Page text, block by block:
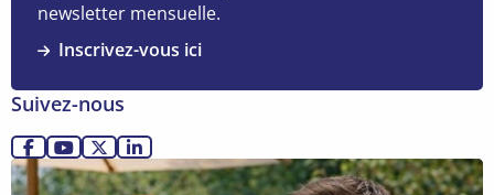
différence
tant
que
personne
de
newsletter mensuelle.
Inscrivez-vous ici
Suivez-nous
Allez
sur
Allez
sur
Allez
sur
Allez
sur
Lire